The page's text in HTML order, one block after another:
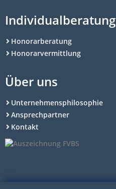
Individualberatung
Honorarberatung
Honorarvermittlung
Über uns
Unternehmensphilosophie
Ansprechpartner
Kontakt